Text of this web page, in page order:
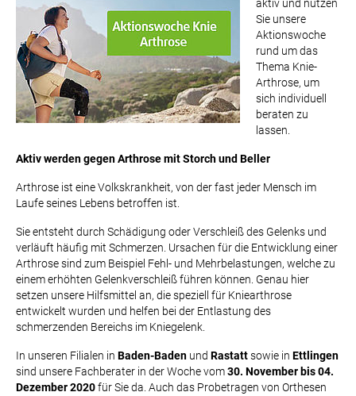
aktiv und nutzen
Sie unsere
Aktionswoche
rund um das
Thema Knie-
Arthrose, um
sich individuell
beraten zu
lassen.
Aktiv werden gegen Arthrose mit Storch und Beller
Arthrose ist eine Volkskrankheit, von der fast jeder Mensch im
Laufe seines Lebens betroffen ist.
Sie entsteht durch Schädigung oder Verschleiß des Gelenks und
verläuft häufig mit Schmerzen. Ursachen für die Entwicklung einer
Arthrose sind zum Beispiel Fehl- und Mehrbelastungen, welche zu
einem erhöhten Gelenkverschleiß führen können. Genau hier
setzen unsere Hilfsmittel an, die speziell für Kniearthrose
entwickelt wurden und helfen bei der Entlastung des
schmerzenden Bereichs im Kniegelenk.
In unseren Filialen in Baden-Baden und Rastattsowie in Ettlingen
sind unsere Fachberater in der Woche vom30. November bis 04.
Dezember 2020für Sie da. Auch das Probetragen von Orthesen